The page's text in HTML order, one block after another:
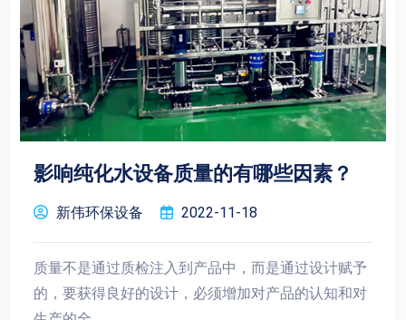
影响纯化水设备质量的有哪些因素？
新伟环保设备 2022-11-18
质量不是通过质检注入到产品中，而是通过设计赋予
的，要获得良好的设计，必须增加对产品的认知和对